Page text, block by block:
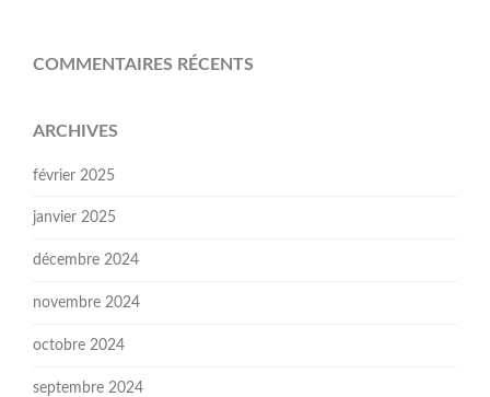
COMMENTAIRES RÉCENTS
ARCHIVES
février 2025
janvier 2025
décembre 2024
novembre 2024
octobre 2024
septembre 2024